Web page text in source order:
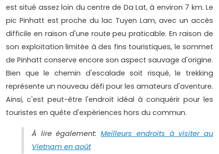
est situé assez loin du centre de Da Lat, à environ 7 km. Le
pic Pinhatt est proche du lac Tuyen Lam, avec un accès
difficile en raison d'une route peu praticable. En raison de
son exploitation limitée à des fins touristiques, le sommet
de Pinhatt conserve encore son aspect sauvage d'origine.
Bien que le chemin d'escalade soit risqué, le trekking
représente un nouveau défi pour les amateurs d'aventure.
Ainsi, c'est peut-être l'endroit idéal à conquérir pour les
touristes en quête d'expériences hors du commun.
À lire également:Meilleurs endroits à visiter au
Vietnam en août